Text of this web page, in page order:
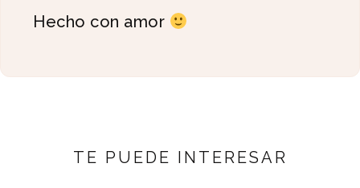
Hecho con amor
TE PUEDE INTERESAR